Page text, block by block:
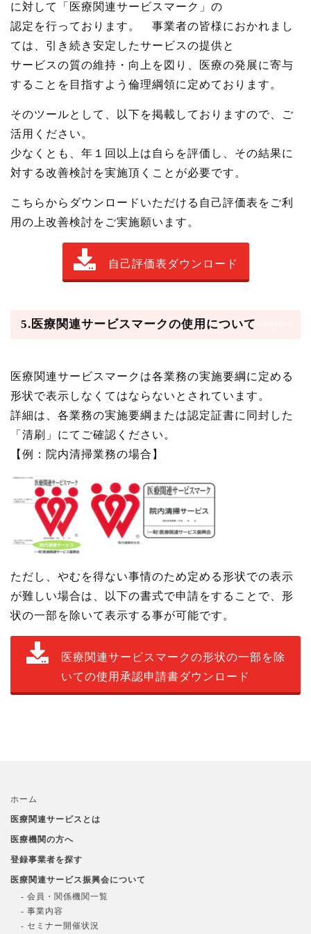
に対して「医療関連サービスマーク」の
認定を行っております。 事業者の皆様におかれまし
ては、引き続き安定したサービスの提供と
サービスの質の維持・向上を図り、医療の発展に寄与
することを目指すよう倫理綱領に定めております。
そのツールとして、以下を掲載しておりますので、ご
活用ください。
少なくとも、年１回以上は自らを評価し、その結果に
対する改善検討を実施頂くことが必要です。
こちらからダウンロードいただける自己評価表をご利
用の上改善検討をご実施願います。
自己評価表ダウンロード
5.医療関連サービスマークの使用について
医療関連サービスマークは各業務の実施要綱に定める
形状で表示しなくてはならないとされています。
詳細は、各業務の実施要綱または認定証書に同封した
「清刷」にてご確認ください。
【例：院内清掃業務の場合】
ただし、やむを得ない事情のため定める形状での表示
が難しい場合は、以下の書式で申請をすることで、形
状の一部を除いて表示する事が可能です。
医療関連サービスマークの形状の一部を除
いての使用承認申請書ダウンロード
ホーム
医療関連サービスとは
医療機関の方へ
登録事業者を探す
医療関連サービス振興会について
- 会員・関係機関一覧
- 事業内容
- セミナー開催状況